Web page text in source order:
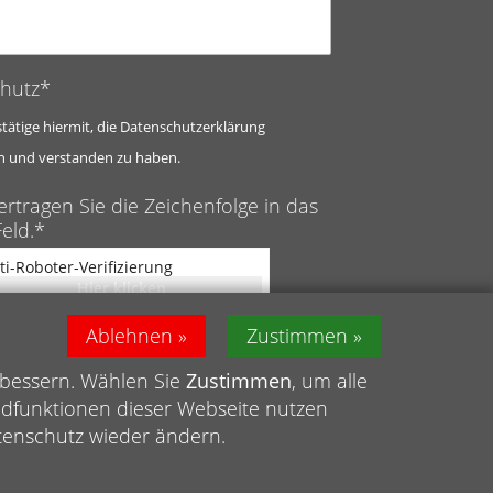
Ablehnen
Zustimmen
Wählen Sie Zustimmen, um alle
dieser Webseite nutzen
wieder ändern.
hiermit, die Datenschutzerklärung
und verstanden zu haben.
Sie die Zeichenfolge in das
Roboter-Verifizierung
Hier klicken
FriendlyCaptcha ⇗